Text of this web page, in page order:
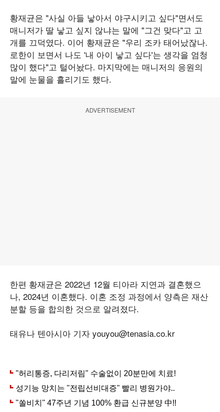
황재균은 "사실 아들 낳아서 야구시키고 싶다"면서도
매니저가 딸 낳고 싶지 않냐는 말에 "그건 맞다"고 고
개를 끄덕였다. 이어 황재균은 "우리 조카 태어났잖나.
로한이 보면서 나도 '내 아이 낳고 싶다'는 생각을 엄청
많이 했다"고 털어놨다. 마지막에는 매니저의 응원의
말에 눈물을 흘리기도 했다.
ADVERTISEMENT
한편 황재균은 2022년 12월 티아라 지연과 결혼했으
나, 2024년 이혼했다. 이혼 조정 과정에서 양측은 재산
분할 등을 합의한 것으로 알려졌다.
태유나 텐아시아 기자 youyou@tenasia.co.kr